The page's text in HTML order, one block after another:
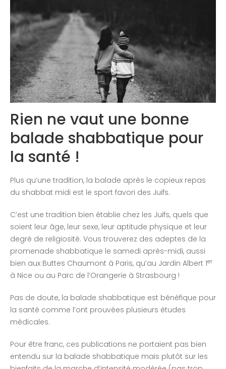
Rien ne vaut une bonne
balade shabbatique pour
la santé !
Plus qu’une tradition, la balade après le copieux repas
du shabbat midi est le sport favori des Juifs.
C’est une tradition bien établie chez les Juifs, quels que
soient leur âge, leur sexe, leur aptitude physique et leur
degré de religiosité. Vous trouverez des adeptes de la
promenade shabbatique le samedi après-midi, aussi
bien aux Buttes Chaumont à Paris, qu’au Jardin Albert 1er
à Nice ou au Parc de l’Orangerie à Strasbourg !
Pas de doute, la balade shabbatique est bénéfique pour
la santé comme l’ont prouvées plusieurs études
médicales.
Pour être franc, ces publications ne portaient pas bien
entendu sur la balade shabbatique mais plutôt sur les